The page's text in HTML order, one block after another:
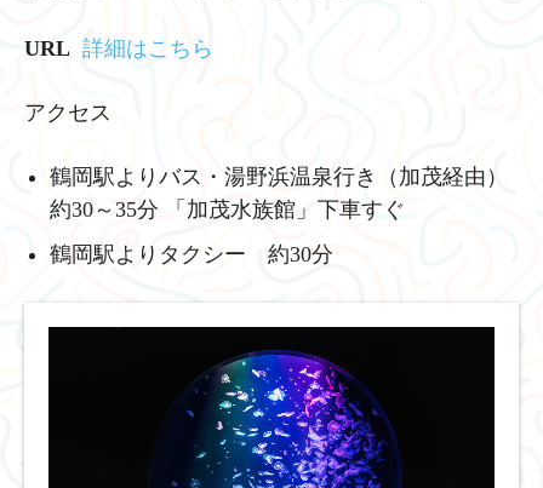
URL 詳細はこちら
アクセス
鶴岡駅よりバス・湯野浜温泉行き（加茂経由）
約30～35分 「加茂水族館」下車すぐ
鶴岡駅よりタクシー 約30分